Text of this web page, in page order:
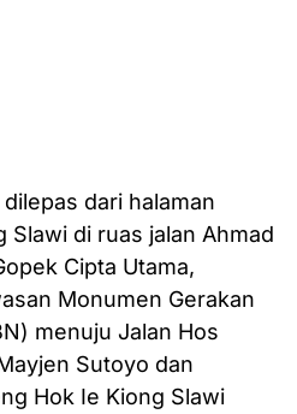
dari halaman
Slawi di ruas jalan Ahmad
Cipta Utama,
Monumen Gerakan
menuju Jalan Hos
Sutoyo dan
Hok Ie Kiong Slawi